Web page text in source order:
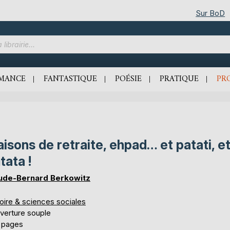
Sur BoD
FANTASTIQUE POÉSIE PRATIQUE
de retraite, ehpad… et patati, et
!
Bernard Berkowitz
& sciences sociales
souple